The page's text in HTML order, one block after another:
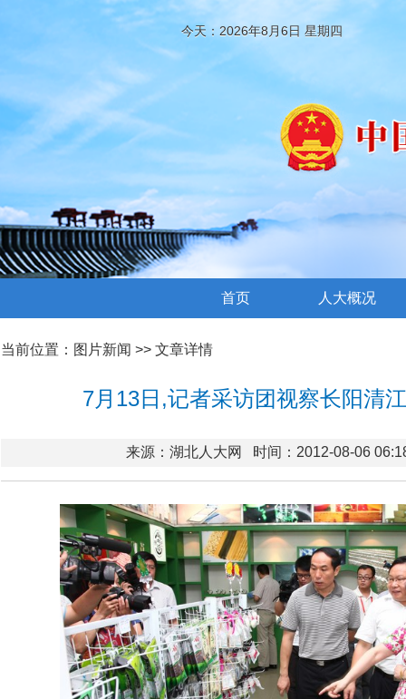
今天：2026年8月6日 星期四
首页 人大概况
当前位置： 图片新闻 >> 文章详情
7月13日,记者采访团视察长阳清
来源：湖北人大网 时间：2012-08-06